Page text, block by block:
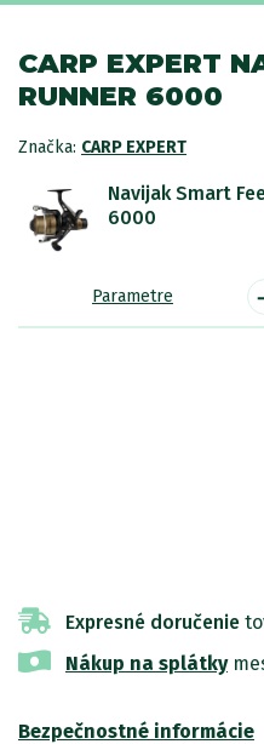
CARP EXPERT
RUNNER 6000
Značka: CARP EXPERT
Navijak Smart
6000
Parametre
Expresné doručenie
Nákup na splátky
Bezpečnostné informácie